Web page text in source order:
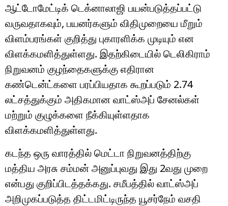
ஆட்டோமேட்டிக் டெக்னாலாஜி பயன்படுத்தப்பட்டு
வருவதாகவும், பயனர்களும் விதிமுறையை மீறும்
விளம்பரங்கள் குறித்து புகாரளிக்க முடியும் என
விளக்கமளித்துள்ளது. இதற்கிடையில் டெலிகிராம்
நிறுவனம் குழந்தைகளுக்கு எதிரான
கண்டென்ட்களை பரப்பியதாக கூறப்படும் 2.74
லட்சத்துக்கும் அதிகமான வாட்ஸ்அப் சேனல்கள்
மற்றும் குழுக்களை நீக்கியுள்ளதாக
விளக்கமளித்துள்ளது.
கடந்த ஒரு வாரத்தில் மெட்டா நிறுவனத்திற்கு
மத்திய அரசு சம்மன் அனுப்புவது இது 2வது முறை
என்பது குறிப்பிடத்தக்கது. சமீபத்தில் வாட்ஸ்அப்
அறிமுகப்படுத்த திட்டமிட்டிருந்த யூசர்நேம் வசதி